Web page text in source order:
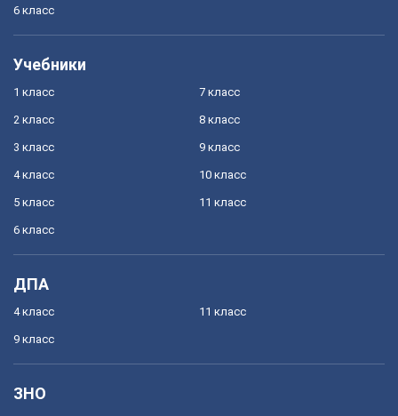
6 класс
Учебники
1 класс
2 класс
3 класс
4 класс
5 класс
6 класс
7 класс
8 класс
9 класс
10 класс
11 класс
ДПА
4 класс
9 класс
11 класс
ЗНО